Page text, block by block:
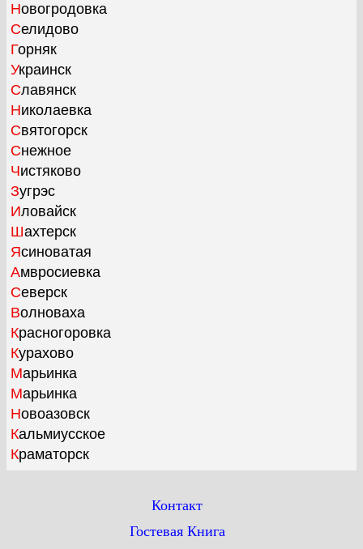
Новогродовка
Селидово
Горняк
Украинск
Славянск
Николаевка
Святогорск
Снежное
Чистяково
Зугрэс
Иловайск
Шахтерск
Ясиноватая
Амвросиевка
Северск
Волноваха
Красногоровка
Курахово
Марьинка
Марьинка
Новоазовск
Кальмиусское
Краматорск
Контакт
Гостевая Книга